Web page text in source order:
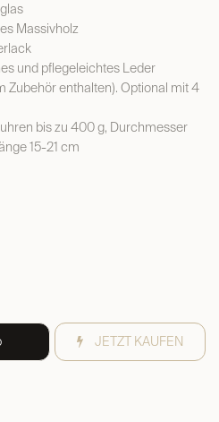
Massivholz
und pflegeleichtes Leder
Zubehör enthalten). Optional mit 4
bis zu 400 g, Durchmesser
15-21 cm
JETZT KAUFEN